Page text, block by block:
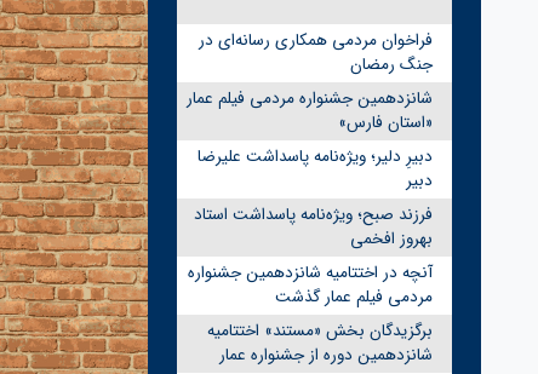
فراخوان مردمی همکاری رسانه‌ای در
جنگ رمضان
شانزدهمین جشنواره مردمی فیلم عمار
«استان فارس»
دبیرِ دلیر؛ ویژه‌نامه پاسداشت علیرضا
دبیر
فرزند صبح؛ ویژه‌نامه پاسداشت استاد
بهروز افخمی
آنچه در اختتامیه شانزدهمین جشنواره
مردمی فیلم عمار گذشت
برگزیدگان بخش «مستند» اختتامیه
شانزدهمین دوره از جشنواره عمار